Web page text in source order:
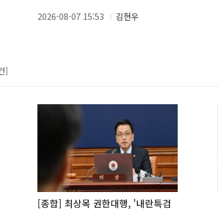
2026-08-07 15:53 김현우
]
[종합] 최상목 권한대행, '내란특검